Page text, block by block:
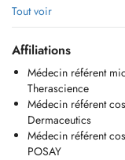
Tout voir
Affiliations
Médecin référent
Therascience
Médecin référent
Dermaceutics
Médecin référent
POSAY